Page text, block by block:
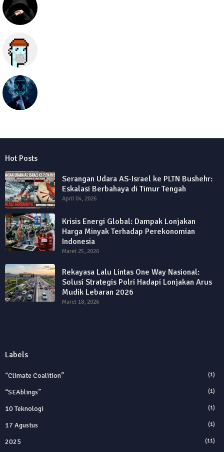
Hot Posts
Serangan Udara AS-Israel ke PLTN Bushehr:
Eskalasi Berbahaya di Timur Tengah
April 04, 2026
Krisis Energi Global: Dampak Lonjakan
Harga Minyak Terhadap Perekonomian
Indonesia
Maret 25, 2026
Rekayasa Lalu Lintas One Way Nasional:
Solusi Strategis Polri Hadapi Lonjakan Arus
Mudik Lebaran 2026
Maret 18, 2026
Labels
“Climate Coalition” (1)
“SEAblings” (1)
10 Teknologi (1)
17 Agustus (1)
2025 (11)